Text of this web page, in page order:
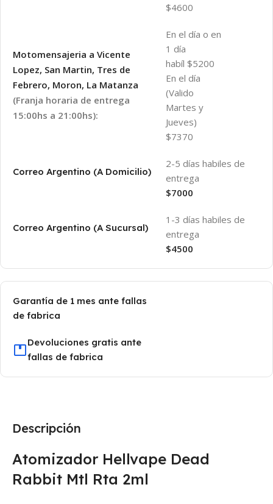
$4600
Motomensajeria a Vicente
Lopez, San Martin, Tres de
Febrero, Moron, La Matanza
(Franja horaria de entrega
15:00hs a 21:00hs):
En el día o en
1 día
habíl $5200
En el día
(Valido
Martes y
Jueves)
$7370
Correo Argentino (A Domicilio)
2-5 días habiles de
entrega
$7000
Correo Argentino (A Sucursal)
1-3 días habiles de
entrega
$4500
Garantía de 1 mes ante fallas
de fabrica
Devoluciones gratis ante
fallas de fabrica
Descripción
Atomizador Hellvape Dead
Rabbit Mtl Rta 2ml